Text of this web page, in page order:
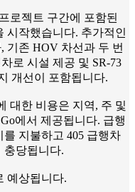
로젝트 구간에 포함된
시작했습니다. 추가적인
기존 HOV 차선과 두 번
로 시설 제공 및 SR-73
개선이 포함됩니다.
대한 비용은 지역, 주 및
에서 제공됩니다. 급행
지불하고 405 급행차
충당됩니다.
예상됩니다.